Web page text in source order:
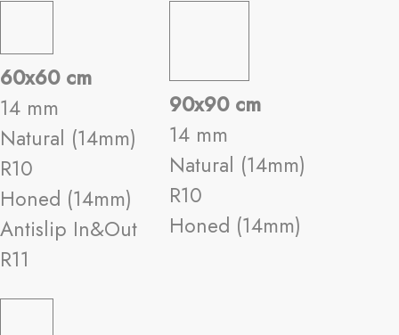
60x60 cm
14 mm
Natural (14mm)
R10
Honed (14mm)
Antislip In&Out
R11
90x90 cm
14 mm
Natural (14mm)
R10
Honed (14mm)